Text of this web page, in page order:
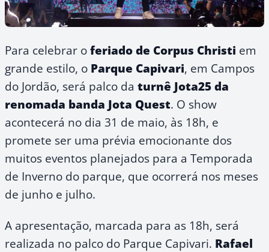
Para celebrar oferiado de Corpus Christi em
grande estilo, o Parque Capivari, em Campos
do Jordão, será palco da turnê Jota25 da
renomada banda Jota Quest. O show
acontecerá no dia 31 de maio, às 18h, e
promete ser uma prévia emocionante dos
muitos eventos planejados para a Temporada
de Inverno do parque, que ocorrerá nos meses
de junho e julho.
A apresentação, marcada para as 18h, será
realizada no palco do Parque Capivari. Rafael